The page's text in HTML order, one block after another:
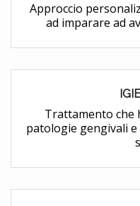
Approccio
ad imparare ad
Trattamento che
patologie gengivali